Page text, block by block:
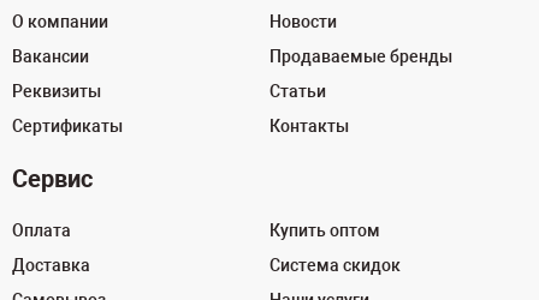
О компании
Вакансии
Реквизиты
Сертификаты
Новости
Продаваемые бренды
Статьи
Контакты
Сервис
Оплата
Доставка
Купить оптом
Система скидок